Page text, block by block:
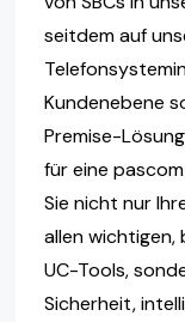
seitdem auf
Kundenebene
Premise-
für eine
Sie nicht nur
allen wichtigen,
UC-Tools,
Sicherheit,